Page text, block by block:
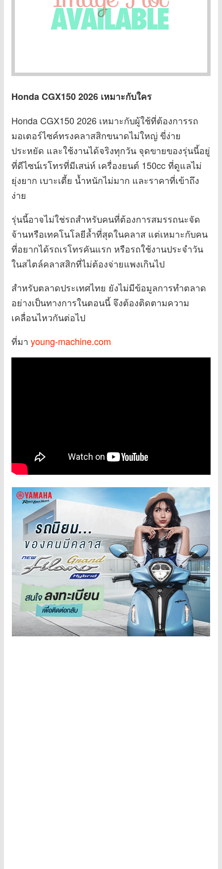
Honda CGX150 2026 เหมาะกับใคร
Honda CGX150 2026 เหมาะกับผู้ใช้ที่ต้องการรถ
มอเตอร์ไซค์ทรงคลาสสิกขนาดไม่ใหญ่ ขี่ง่าย
ประหยัด และใช้งานได้จริงทุกวัน จุดขายของรุ่นนี้อยู่
ที่ดีไซน์เรโทรที่มีเสน่ห์ เครื่องยนต์ 150cc ที่ดูแลไม่
ยุ่งยาก เบาะเตี้ย น้ำหนักไม่มาก และราคาที่เข้าถึง
ง่าย
รุ่นนี้อาจไม่ใช่รถสำหรับคนที่ต้องการสมรรถนะจัด
จ้านหรือเทคโนโลยีล้ำที่สุดในคลาส แต่เหมาะกับคน
ที่อยากได้รถเรโทรคันแรก หรือรถใช้งานประจำวัน
ในสไตล์คลาสสิกที่ไม่ต้องจ่ายแพงเกินไป
สำหรับตลาดประเทศไทย ยังไม่มีข้อมูลการทำตลาด
อย่างเป็นทางการในตอนนี้ จึงต้องติดตามความ
เคลื่อนไหวกันต่อไป
ที่มา young-machine.com